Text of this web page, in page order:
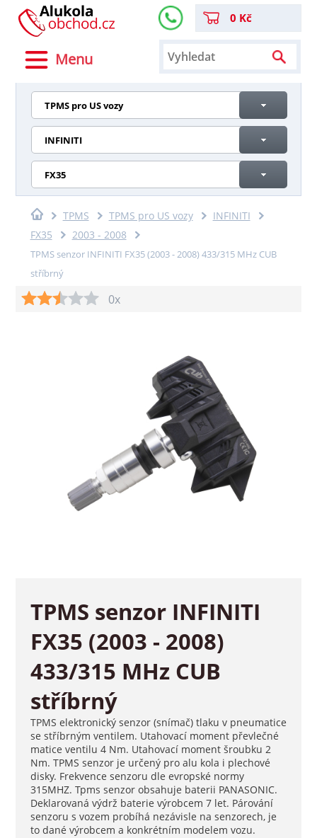
Menu
0 Kč
TPMS pro US vozy
INFINITI
FX35
TPMS TPMS pro US vozy
INFINITI
FX35
2003 - 2008
TPMS senzor INFINITI FX35 (2003 - 2008) 433/315 MHz CUB
stříbrný
0x
TPMS senzor INFINITI
FX35 (2003 - 2008)
433/315 MHz CUB
stříbrný
TPMS elektronický senzor (snímač) tlaku v pneumatice
se stříbrným ventilem. Utahovací moment převlečné
matice ventilu 4 Nm. Utahovací moment šroubku 2
Nm. TPMS senzor je určený pro alu kola i plechové
disky. Frekvence senzoru dle evropské normy
315MHZ. Tpms senzor obsahuje baterii PANASONIC.
Deklarovaná výdrž baterie výrobcem 7 let. Párování
senzoru s vozem probíhá nezávisle na senzorech, je
to dané výrobcem a konkrétním modelem vozu.